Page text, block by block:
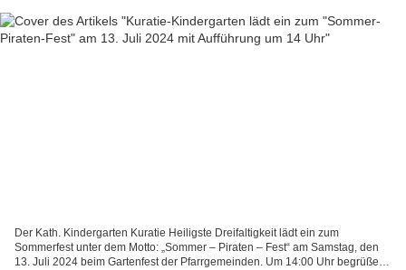
Der Kath. Kindergarten Kuratie Heiligste Dreifaltigkeit lädt ein zum
Sommerfest unter dem Motto: „Sommer – Piraten – Fest“ am Samstag, den
13. Juli 2024 beim Gartenfest der Pfarrgemeinden. Um 14:00 Uhr begrüßen